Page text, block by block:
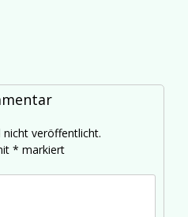
nicht veröffentlicht.
* markiert